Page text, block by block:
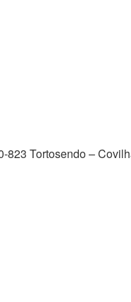
823 Tortosendo –